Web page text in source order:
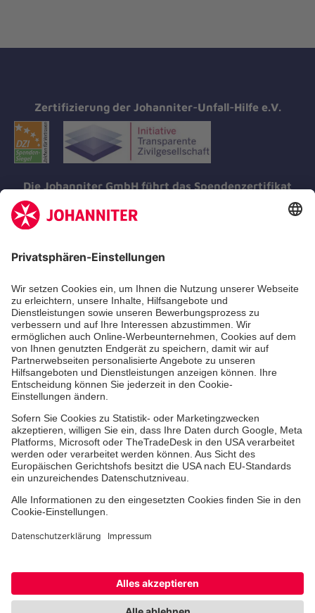
Zertifizierung der Johanniter-Unfall-Hilfe e.V.
Die Johanniter GmbH führt das Spendenzertifikat
Standorte
Bildungsangebote
Ausbildung Rettungssanitäter/-in
Ausbildung zum Notfallsanitäter (m/w/d)
Staatlich anerkannte Ausbildung
Lehrgang zur Betreuungskraft
Informationen zum Download
Cookie-Einstellungen Barrierefreiheit Impressum